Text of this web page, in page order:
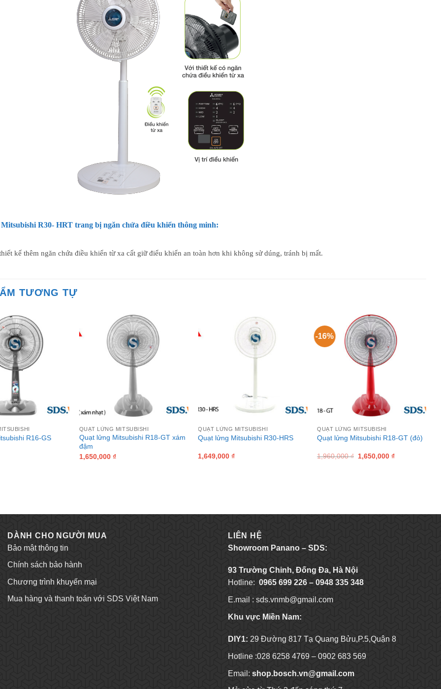
R30- HRT trang bị ngăn chứa điều khiển thông minh:
kế thêm ngăn chứa điều khiển từ xa cất giữ điểu khiển an toàn hơn khi không sử dúng, tránh bị mất.
TƯƠNG TỰ
R16-GS
QUẠT LỬNG MITSUBISHI
Quạt lửng Mitsubishi R18-GT xám
đậm
1,650,000 ₫
QUẠT LỬNG MITSUBISHI
Quạt lửng Mitsubishi R30-HRS
1,649,000 ₫
-16%
QUẠT LỬNG MITSUBISHI
Quạt lửng Mitsubishi R18-GT (đỏ)
1,960,000₫ Original
1,650,000 ₫Current
DÀNH CHO NGƯỜI MUA
Bảo mật thông tin
Chính sách bảo hành
Chương trình khuyến mại
Mua hàng và thanh toán với SDS Việt Nam
LIÊN HỆ
Showroom Panano – SDS:
93 Trường Chinh, Đống Đa, Hà Nội
Hotline: 0965 699 226 – 0948 335 348
E.mail : sds.vnmb@gmail.com
Khu vực Miền Nam:
DIY1: 29 Đường 817 Tạ Quang Bửu,P.5,Quận 8
Hotline :028 6258 4769 – 0902 683 569
Email: shop.bosch.vn@gmail.com